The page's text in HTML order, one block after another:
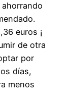
euros ¡
de otra
por
días,
menos